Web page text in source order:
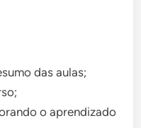
das aulas;
o aprendizado